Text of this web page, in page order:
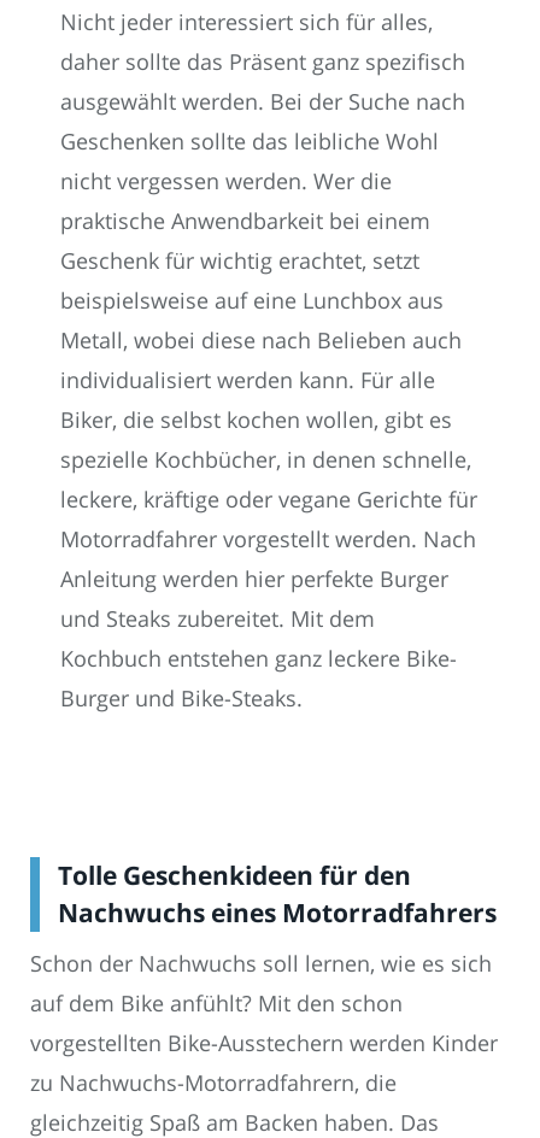
Nicht jeder interessiert sich für alles,
daher sollte das Präsent ganz spezifisch
ausgewählt werden. Bei der Suche nach
Geschenken sollte das leibliche Wohl
nicht vergessen werden. Wer die
praktische Anwendbarkeit bei einem
Geschenk für wichtig erachtet, setzt
beispielsweise auf eine Lunchbox aus
Metall, wobei diese nach Belieben auch
individualisiert werden kann. Für alle
Biker, die selbst kochen wollen, gibt es
spezielle Kochbücher, in denen schnelle,
leckere, kräftige oder vegane Gerichte für
Motorradfahrer vorgestellt werden. Nach
Anleitung werden hier perfekte Burger
und Steaks zubereitet. Mit dem
Kochbuch entstehen ganz leckere Bike-
Burger und Bike-Steaks.
Tolle Geschenkideen für den
Nachwuchs eines Motorradfahrers
Schon der Nachwuchs soll lernen, wie es sich
auf dem Bike anfühlt? Mit den schon
vorgestellten Bike-Ausstechern werden Kinder
zu Nachwuchs-Motorradfahrern, die
gleichzeitig Spaß am Backen haben. Das